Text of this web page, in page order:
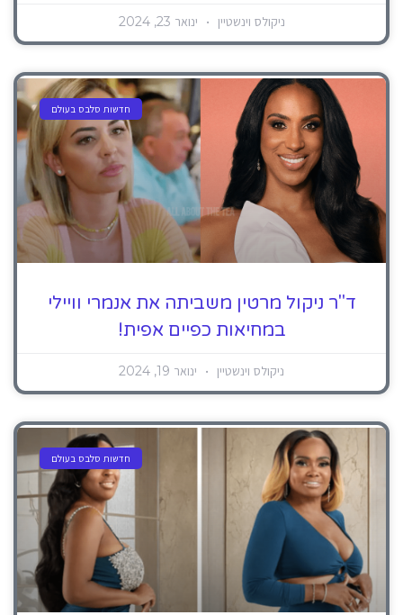
ניקולס וינשטיין ינואר 23, 2024
חדשות סלבס בעולם
ד"ר ניקול מרטין משביתה את אנמרי וויילי
במחיאות כפיים אפית!
ניקולס וינשטיין ינואר 19, 2024
חדשות סלבס בעולם